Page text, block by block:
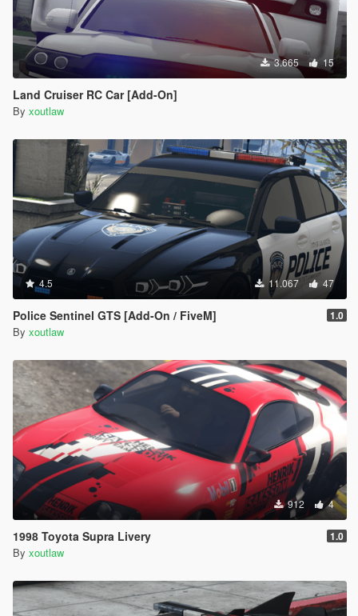
3.665 15
Land Cruiser RC Car [Add-On]
By xoutlaw
4.5 11.067 47
Police Sentinel GTS [Add-On / FiveM] 1.0
By xoutlaw
912 4
1998 Toyota Supra Livery 1.0
By xoutlaw